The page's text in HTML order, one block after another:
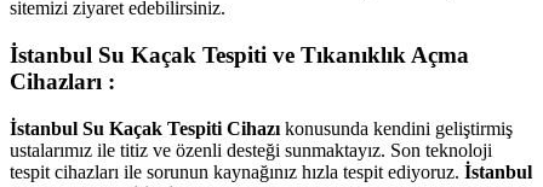
sitemizi ziyaret edebilirsiniz.
İstanbul Su Kaçak Tespiti ve Tıkanıklık Açma
Cihazları :
İstanbul Su Kaçak Tespiti Cihazı konusunda kendini geliştirmiş
ustalarımız ile titiz ve özenli desteği sunmaktayız. Son teknoloji
tespit cihazları ile sorunun kaynağınız hızla tespit ediyoruz. İstanbul